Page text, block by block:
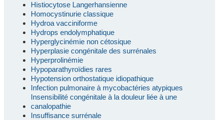
Histiocytose Langerhansienne
Homocystinurie classique
Hydroa vacciniforme
Hydrops endolymphatique
Hyperglycinémie non cétosique
Hyperplasie congénitale des surrénales
Hyperprolinémie
Hypoparathyroïdies rares
Hypotension orthostatique idiopathique
Infection pulmonaire à mycobactéries atypiques
Insensibilité congénitale à la douleur liée à une
canalopathie
Insuffisance surrénale